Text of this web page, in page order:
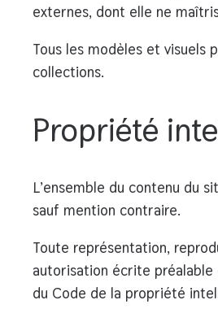
externes, dont elle ne
Tous les modèles et visuels
collections.
Propriété
L’ensemble du contenu du
sauf mention contraire.
Toute représentation,
autorisation écrite préalable
du Code de la propriété